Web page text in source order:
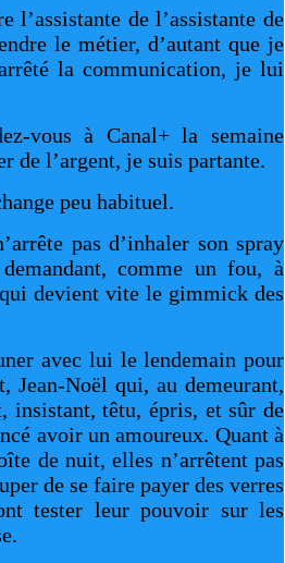
l’assistante de l’assistante de
le métier, d’autant que je
la communication, je lui
vous à Canal+ la semaine
de l’argent, je suis partante.
peu habituel.
pas d’inhaler son spray
comme un fou, à
devient vite le gimmick des
avec lui le lendemain pour
Jean-Noël qui, au demeurant,
insistant, têtu, épris, et sûr de
avoir un amoureux. Quant à
de nuit, elles n’arrêtent pas
de se faire payer des verres
tester leur pouvoir sur les